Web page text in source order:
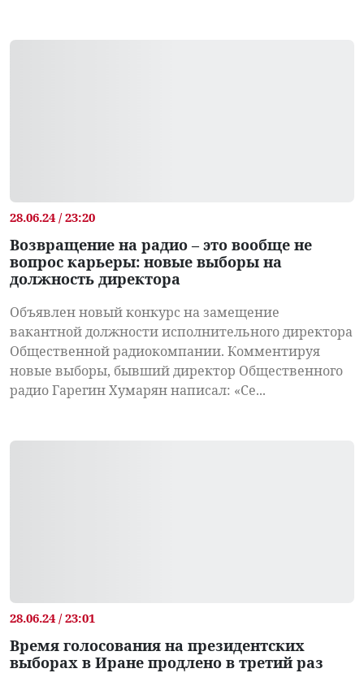
28.06.24 / 23:20
Возвращение на радио – это вообще не
вопрос карьеры: новые выборы на
должность директора
Объявлен новый конкурс на замещение
вакантной должности исполнительного директора
Общественной радиокомпании. Комментируя
новые выборы, бывший директор Общественного
радио Гарегин Хумарян написал: «Се...
28.06.24 / 23:01
Время голосования на президентских
выборах в Иране продлено в третий раз